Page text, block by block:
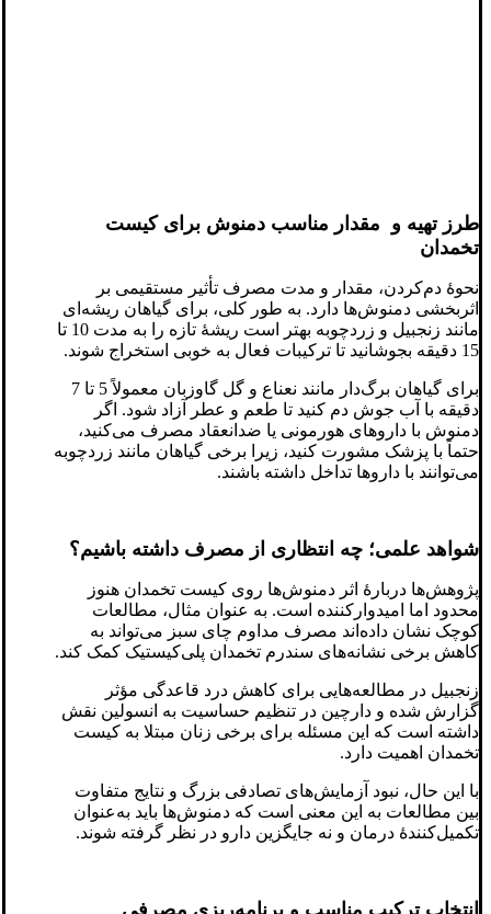
طرز تهیه و مقدار مناسب دمنوش برای کیست
تخمدان
نحوهٔ دم‌کردن، مقدار و مدت مصرف تأثیر مستقیمی بر
اثربخشی دمنوش‌ها دارد. به طور کلی، برای گیاهان ریشه‌ای
مانند زنجبیل و زردچوبه بهتر است ریشهٔ تازه را به مدت 10 تا
15 دقیقه بجوشانید تا ترکیبات فعال به خوبی استخراج شوند.
برای گیاهان برگ‌دار مانند نعناع و گل گاوزبان معمولاً 5 تا 7
دقیقه با آب جوش دم کنید تا طعم و عطر آزاد شود. اگر
دمنوش با داروهای هورمونی یا ضدانعقاد مصرف می‌کنید،
حتماً با پزشک مشورت کنید، زیرا برخی گیاهان مانند زردچوبه
می‌توانند با داروها تداخل داشته باشند.
شواهد علمی؛ چه انتظاری از مصرف داشته باشیم؟
پژوهش‌ها دربارهٔ اثر دمنوش‌ها روی کیست تخمدان هنوز
محدود اما امیدوارکننده است. به عنوان مثال، مطالعات
کوچک نشان داده‌اند مصرف مداوم چای سبز می‌تواند به
کاهش برخی نشانه‌های سندرم تخمدان پلی‌کیستیک کمک کند.
زنجبیل در مطالعه‌هایی برای کاهش درد قاعدگی مؤثر
گزارش شده و دارچین در تنظیم حساسیت به انسولین نقش
داشته است که این مسئله برای برخی زنان مبتلا به کیست
تخمدان اهمیت دارد.
با این حال، نبود آزمایش‌های تصادفی بزرگ و نتایج متفاوت
بین مطالعات به این معنی است که دمنوش‌ها باید به‌عنوان
تکمیل‌کنندهٔ درمان و نه جایگزین دارو در نظر گرفته شوند.